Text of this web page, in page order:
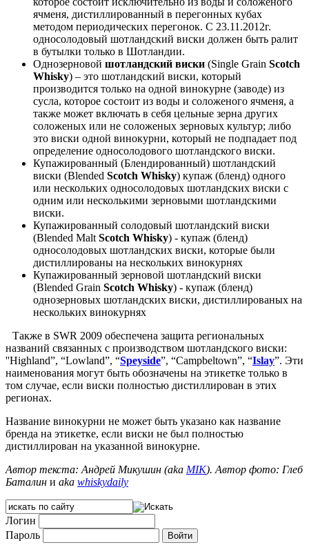
ячменя, дистиллированный в перегонных кубах
методом периодических перегонок. С 23.11.2012г.
односолодовый шотландский виски должен быть ралит
в бутылки только в Шотландии.
Однозерновой шотландский виски (Single Grain Scotch
Whisky) – это шотландский виски, который
производится только на одной винокурне (заводе) из
сусла, которое состоит из воды и соложеного ячменя, а
также может включать в себя цельные зерна других
соложеных или не соложеных зерновых культур; либо
это виски одной винокурни, который не подпадает под
определение односолодового шотландского виски.
Купажированный (Блендированный) шотландский
виски (Blended Scotch Whisky) купаж (бленд) одного
или нескольких односолодовых шотландских виски с
одним или несколькими зерновыми шотландскими
виски.
Купажированный солодовый шотландский виски
(Blended MaltScotch Whisky) - купаж (бленд)
односолодовых шотландских виски, которые были
дистиллированы на нескольких винокурнях
Купажированный зерновой шотландский виски
(Blended Grain Scotch Whisky) - купаж (бленд)
однозерновых шотландских виски, дистиллированых на
нескольких винокурнях
Также в SWR 2009 обеспечена защита региональных
названий связанных с производством шотландского виски:
''Highland”, “Lowland”, “Speyside”, “Campbeltown”, “Islay”. Эти
наименования могут быть обозначены на этикетке только в
том случае, если виски полностью дистиллирован в этих
регионах.
Название винокурни не может быть указано как название
бренда на этикетке, если виски не был полностью
дистиллирован на указанной винокурне.
Автор текста: Андрей Микушин (aka MIK). Автор фото: Глеб
Баталин и aka whiskydaily
Логин
Пароль